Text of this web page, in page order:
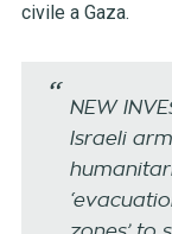
civile a Gaza.
NEW
Israeli